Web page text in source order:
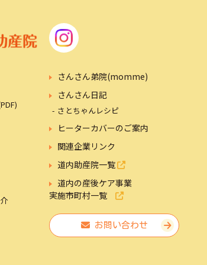
さんさん弟院(momme)
さんさん日記
さとちゃんレシピ
ヒーターカバーのご案内
関連企業リンク
道内助産院一覧
道内の産後ケア事業
実施市町村一覧
お問い合わせ